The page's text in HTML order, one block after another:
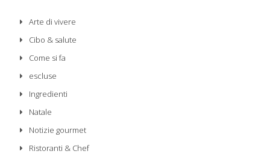
Arte di vivere
Cibo & salute
Come si fa
escluse
Ingredienti
Natale
Notizie gourmet
Ristoranti & Chef